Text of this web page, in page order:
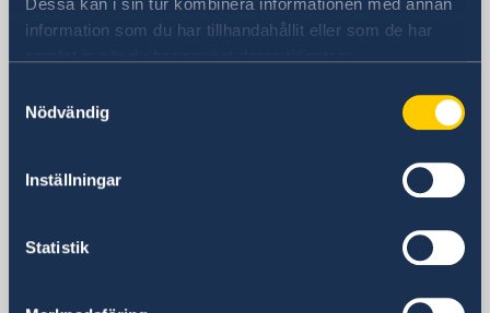
Dessa kan i sin tur kombinera informationen med annan
information som du har tillhandahållit eller som de har
Nödvändig
Inställningar
Statistik
South Korea
Telefonnummer
+82 2 3703-3700
ambassaden.seoul@gov.se
migration-konsulart.seoul@gov.se
Social media